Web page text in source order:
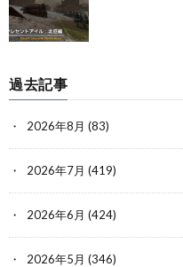
過去記事
2026年8月 (83)
2026年7月 (419)
2026年6月 (424)
2026年5月 (346)